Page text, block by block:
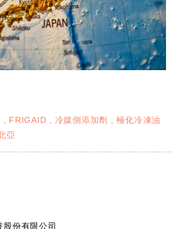
FRIGAID 冷媒側添加劑
極化冷凍油
亞
份有限公司